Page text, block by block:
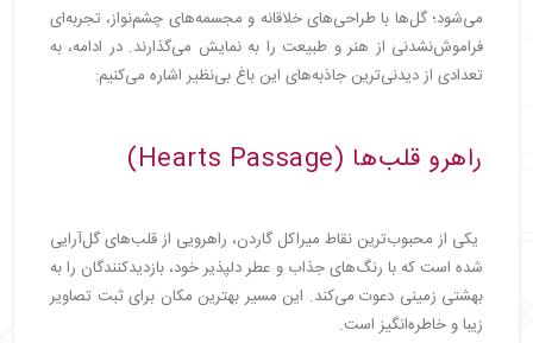
می‌شود؛ گل‌ها با طراحی‌های خلاقانه و مجسمه‌های چشم‌نواز، تجربه‌ای
فراموش‌نشدنی از هنر و طبیعت را به نمایش می‌گذارند. در ادامه، به
تعدادی از دیدنی‌ترین جاذبه‌های این باغ بی‌نظیر اشاره می‌کنیم:
راهرو قلب‌ها (Hearts Passage)
یکی از محبوب‌ترین نقاط میراکل گاردن، راهرویی از قلب‌های گل‌آرایی
شده است که با رنگ‌های جذاب و عطر دلپذیر خود، بازدیدکنندگان را به
بهشتی زمینی دعوت می‌کند. این مسیر بهترین مکان برای ثبت تصاویر
زیبا و خاطره‌انگیز است.